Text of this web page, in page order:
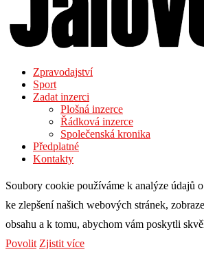
Zpravodajství
Sport
Zadat inzerci
Plošná inzerce
Řádková inzerce
Společenská kronika
Předplatné
Kontakty
Soubory cookie používáme k analýze údajů
ke zlepšení našich webových stránek,
obsahu a k tomu, abychom vám poskytli
Povolit Zjistit více